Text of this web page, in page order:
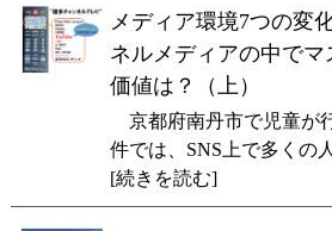
メディア環境7つの変
ネルメディアの中で
価値は？（上）
京都府南丹市で児童が
件では、SNS上で多くの
[続きを読む]